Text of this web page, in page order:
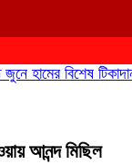
বিশেষ টিকাদান;
আনন্দ মিছিল